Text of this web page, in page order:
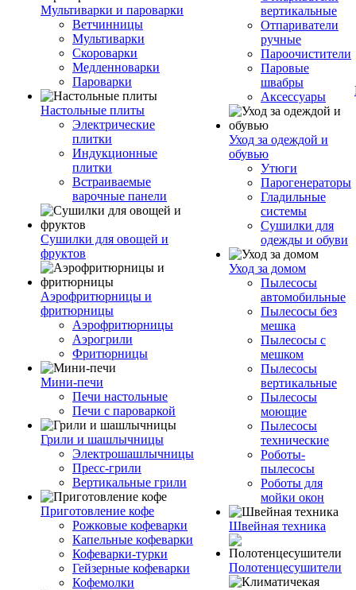
Мультиварки и пароварки
Ветчинницы
Мультиварки
Скороварки
Медленноварки
Пароварки
Настольные плиты
Электрические
плитки
Индукционные
плитки
Встраиваемые
варочные панели
Сушилки для овощей и
фруктов
Аэрофритюрницы и
фритюрницы
Аэрофритюрницы
Аэрогрили
Фритюрницы
Мини-печи
Печи настольные
Печи с пароваркой
Грили и шашлычницы
Электрошашлычницы
Пресс-грили
Вертикальные грили
Приготовление кофе
Рожковые кофеварки
Капельные кофеварки
Кофеварки-турки
Гейзерные кофеварки
Кофемолки
вертикальные
Отпариватели
ручные
Пароочистители
Паровые
швабры
Аксессуары
Уход за одеждой и
обувью
Утюги
Парогенераторы
Гладильные
системы
Сушилки для
одежды и обуви
Уход за домом
Пылесосы
автомобильные
Пылесосы без
мешка
Пылесосы с
мешком
Пылесосы
вертикальные
Пылесосы
моющие
Пылесосы
технические
Роботы-
пылесосы
Роботы для
мойки окон
Швейная техника
Полотенцесушители